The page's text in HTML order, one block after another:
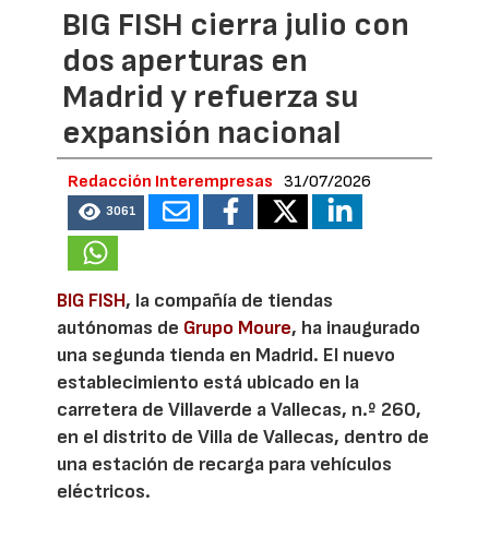
BIG FISH cierra julio con
dos aperturas en
Madrid y refuerza su
expansión nacional
Redacción Interempresas 31/07/2026
3061
BIG FISH, la compañía de tiendas
autónomas de Grupo Moure, ha inaugurado
una segunda tienda en Madrid. El nuevo
establecimiento está ubicado en la
carretera de Villaverde a Vallecas, n.º 260,
en el distrito de Villa de Vallecas, dentro de
una estación de recarga para vehículos
eléctricos.